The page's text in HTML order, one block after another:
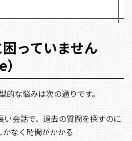
っていません
的な悩みは次の通りです。
い会話で、過去の質問を探すのに
なく時間がかかる